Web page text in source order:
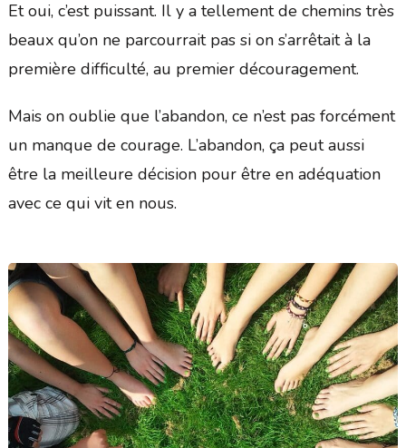
Et oui, c’est puissant. Il y a tellement de chemins très
beaux qu’on ne parcourrait pas si on s’arrêtait à la
première difficulté, au premier découragement.
Mais on oublie que l’abandon, ce n’est pas forcément
un manque de courage. L’abandon, ça peut aussi
être la meilleure décision pour être en adéquation
avec ce qui vit en nous.